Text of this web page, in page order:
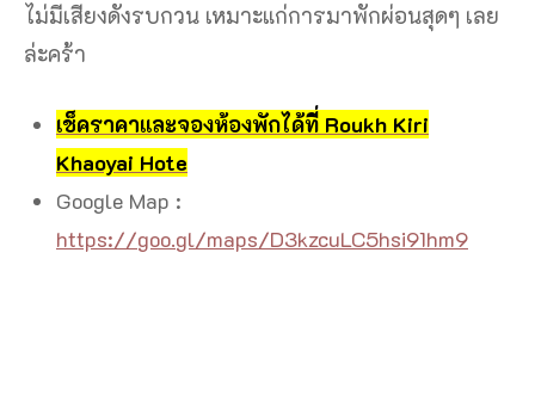
ไม่มีเสียงดังรบกวน เหมาะแก่การมาพักผ่อนสุดๆ เลย
ล่ะคร้า
เช็คราคาและจองห้องพักได้ที่ Roukh Kiri
Khaoyai Hote
Google Map :
https://goo.gl/maps/D3kzcuLC5hsi91hm9